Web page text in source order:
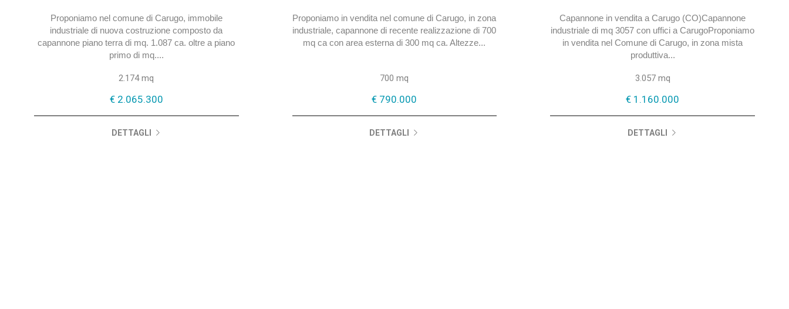
Proponiamo nel comune di Carugo, immobile
industriale di nuova costruzione composto da
capannone piano terra di mq. 1.087 ca. oltre a piano
primo di mq....
2.174 mq
€ 2.065.300
DETTAGLI
Proponiamo in vendita nel comune di Carugo, in zona
industriale, capannone di recente realizzazione di 700
mq ca con area esterna di 300 mq ca. Altezze...
700 mq
€ 790.000
DETTAGLI
Capannone in vendita a Carugo (CO)Capannone
industriale di mq 3057 con uffici a CarugoProponiamo
in vendita nel Comune di Carugo, in zona mista
produttiva...
3.057 mq
€ 1.160.000
DETTAGLI